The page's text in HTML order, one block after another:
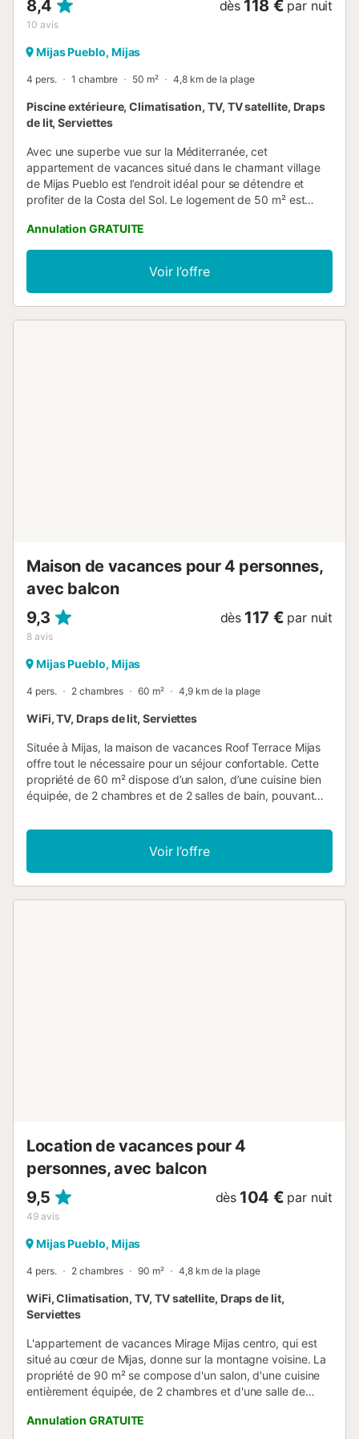
8,4
10 avis
dès 118 € par nuit
Mijas Pueblo, Mijas
4 pers. 1 chambre 50 m² 4,8 km de la plage
Piscine extérieure, Climatisation, TV, TV satellite, Draps
de lit, Serviettes
Avec une superbe vue sur la Méditerranée, cet
appartement de vacances situé dans le charmant village
de Mijas Pueblo est l’endroit idéal pour se détendre et
profiter de la Costa del Sol. Le logement de 50 m² est
salon accueillant avec canapé-lit pour deux personnes,
une cuisine entièrement équipée, une chambre, une salle
de bain et peut accueillir jusqu’à 4 personnes. Vous
disposez également d’un espace de travail adapté au
télétravail, d’une télévision, de la climatisation, d’un lave-
Annulation GRATUITE
Voir l’offre
Maison de vacances pour 4 personnes,
avec balcon
9,3
8 avis
dès 117 € par nuit
Mijas Pueblo, Mijas
4 pers. 2 chambres 60 m² 4,9 km de la plage
WiFi, TV, Draps de lit, Serviettes
Située à Mijas, la maison de vacances Roof Terrace Mijas
offre tout le nécessaire pour un séjour confortable. Cette
propriété de 60 m² dispose d’un salon, d’une cuisine bien
équipée, de 2 chambres et de 2 salles de bain, pouvant
Fi haut débit (adapté aux appels vidéo), de la climatisation
dans les deux chambres, d’une télévision et d’un lave-
linge. L’espace extérieur privé comprend une terrasse
couverte et un balcon. Un parking est disponible dans la
Voir l’offre
Location de vacances pour 4
personnes, avec balcon
9,5
49 avis
dès 104 € par nuit
Mijas Pueblo, Mijas
4 pers. 2 chambres 90 m² 4,8 km de la plage
WiFi, Climatisation, TV, TV satellite, Draps de lit,
Serviettes
L'appartement de vacances Mirage Mijas centro, qui est
situé au cœur de Mijas, donne sur la montagne voisine. La
propriété de 90 m² se compose d'un salon, d'une cuisine
entièrement équipée, de 2 chambres et d'une salle de
équipements supplémentaires comprennent un haut Wi-Fi
Annulation GRATUITE